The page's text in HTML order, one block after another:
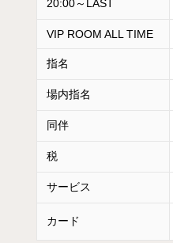
20:00～LAST
VIP ROOM ALL TIME
指名
場内指名
同伴
税
サービス
カード